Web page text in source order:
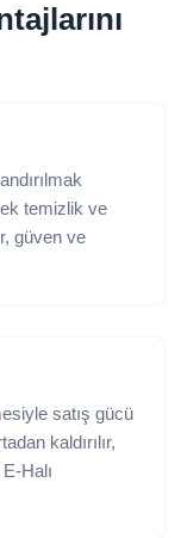
temizlik ve
güven ve
satış gücü
kaldırılır,
Halı